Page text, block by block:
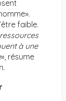
faible.
à une
», résume